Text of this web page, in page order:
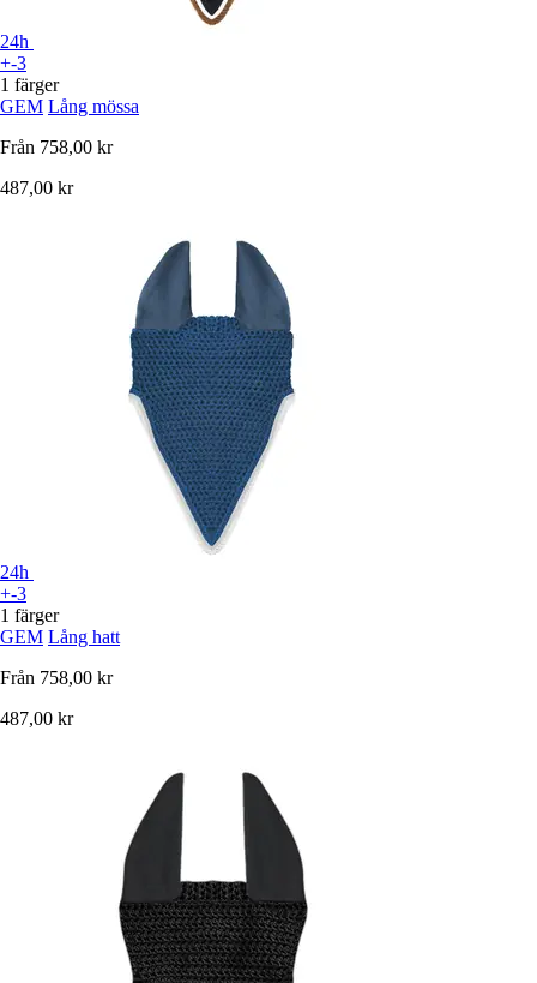
24h
+-3
1 färger
GEM Lång mössa
Från 758,00 kr
487,00 kr
24h
+-3
1 färger
GEM Lång hatt
Från 758,00 kr
487,00 kr